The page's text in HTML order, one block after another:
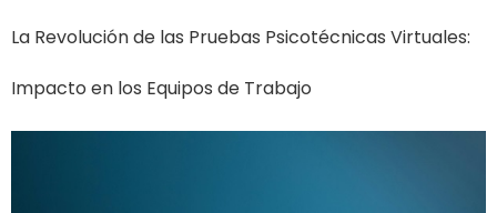
La Revolución de las Pruebas Psicotécnicas Virtuales:
Impacto en los Equipos de Trabajo